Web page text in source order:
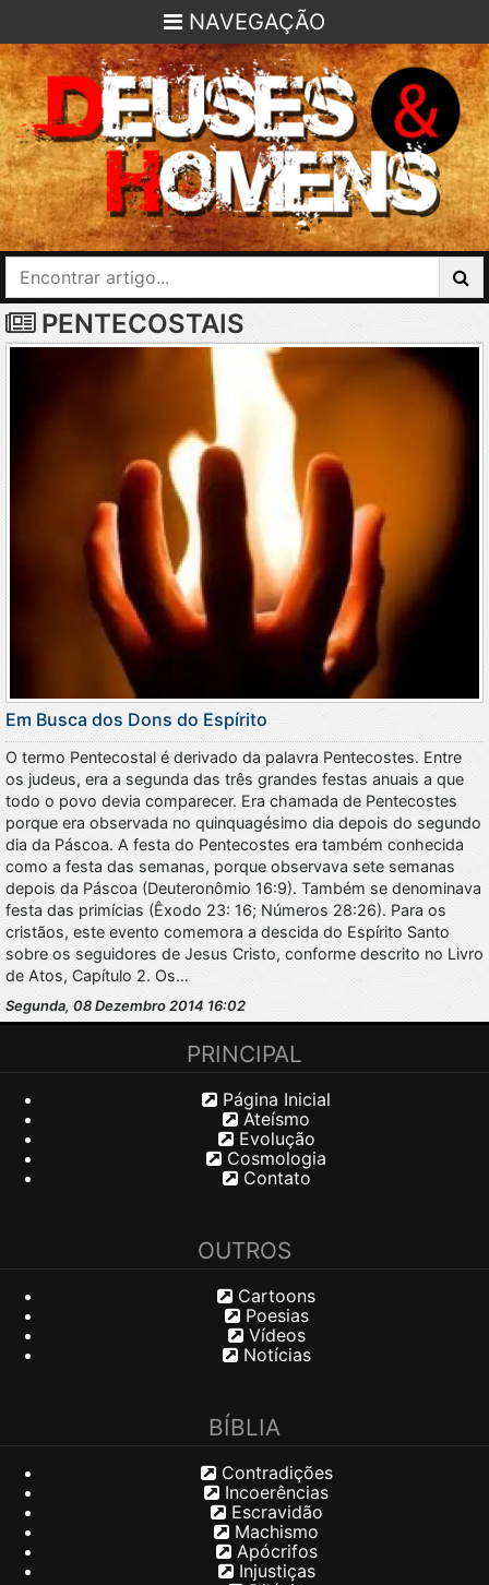
NAVEGAÇÃO
PENTECOSTAIS
Em Busca dos Dons do Espírito
O termo Pentecostal é derivado da palavra Pentecostes. Entre
os judeus, era a segunda das três grandes festas anuais a que
todo o povo devia comparecer. Era chamada de Pentecostes
porque era observada no quinquagésimo dia depois do segundo
dia da Páscoa. A festa do Pentecostes era também conhecida
como a festa das semanas, porque observava sete semanas
depois da Páscoa (Deuteronômio 16:9). Também se denominava
festa das primícias (Êxodo 23: 16; Números 28:26). Para os
cristãos, este evento comemora a descida do Espírito Santo
sobre os seguidores de Jesus Cristo, conforme descrito no Livro
de Atos, Capítulo 2. Os…
Segunda, 08 Dezembro 2014 16:02
PRINCIPAL
Página Inicial
Ateísmo
Evolução
Cosmologia
Contato
OUTROS
Cartoons
Poesias
Vídeos
Notícias
BÍBLIA
Contradições
Incoerências
Escravidão
Machismo
Apócrifos
Injustiças